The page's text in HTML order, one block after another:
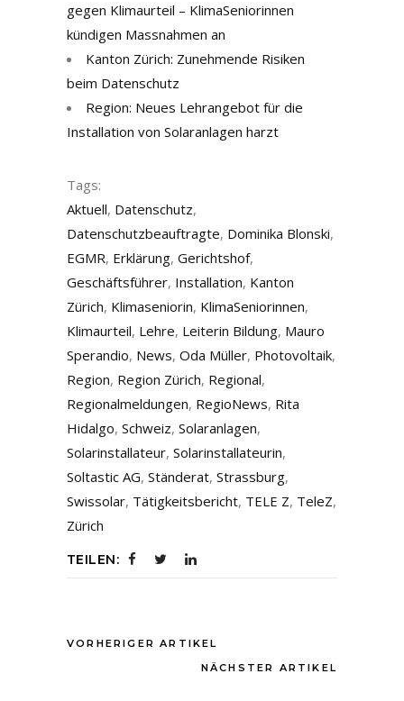
gegen Klimaurteil – KlimaSeniorinnen
kündigen Massnahmen an
Kanton Zürich: Zunehmende Risiken
beim Datenschutz
Region: Neues Lehrangebot für die
Installation von Solaranlagen harzt
Tags:
Aktuell, Datenschutz,
Datenschutzbeauftragte, Dominika Blonski,
EGMR, Erklärung, Gerichtshof,
Geschäftsführer, Installation, Kanton
Zürich, Klimaseniorin, KlimaSeniorinnen,
Klimaurteil, Lehre, Leiterin Bildung, Mauro
Sperandio, News, Oda Müller, Photovoltaik,
Region, Region Zürich, Regional,
Regionalmeldungen, RegioNews, Rita
Hidalgo, Schweiz, Solaranlagen,
Solarinstallateur, Solarinstallateurin,
Soltastic AG, Ständerat, Strassburg,
Swissolar, Tätigkeitsbericht, TELE Z, TeleZ,
Zürich
TEILEN:
VORHERIGER ARTIKEL
NÄCHSTER ARTIKEL